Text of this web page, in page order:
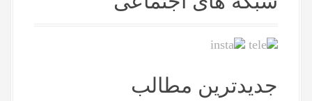
h
o
r
جدیدترین مطالب